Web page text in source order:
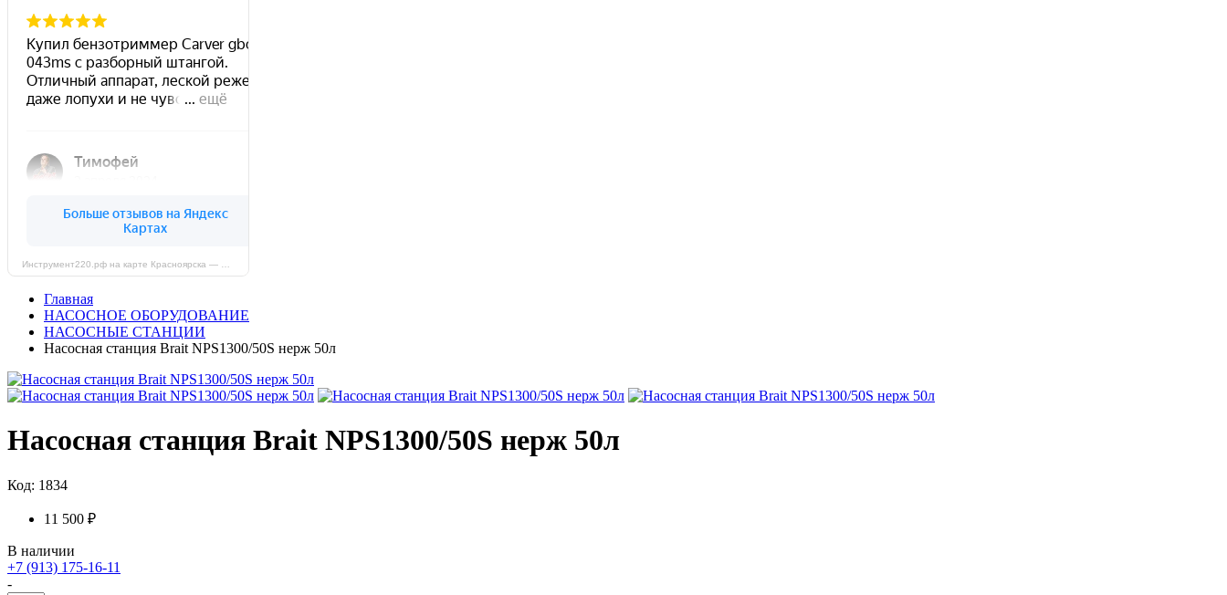
Главная
НАСОСНОЕ ОБОРУДОВАНИЕ
НАСОСНЫЕ СТАНЦИИ
Насосная станция Brait NPS1300/50S нерж 50л
Насосная станция Brait NPS1300/50S нерж 50л
Код: 1834
11 500 ₽
В наличии
+7 (913) 175-16-11
-